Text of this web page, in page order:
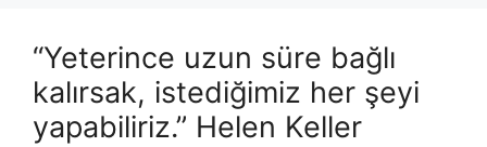
“Yeterince uzun süre bağlı
kalırsak, istediğimiz her şeyi
yapabiliriz.” Helen Keller